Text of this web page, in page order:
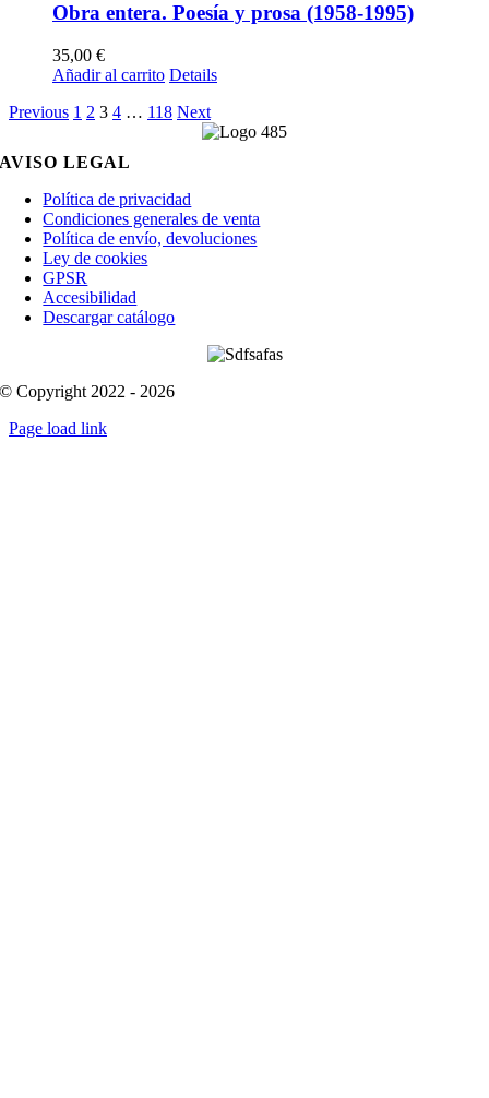
Obra entera. Poesía y prosa (1958-1995)
35,00 €
Añadir al carrito Details
Previous 1 2 3 4 … 118 Next
AVISO LEGAL
Política de privacidad
Condiciones generales de venta
Política de envío, devoluciones
Ley de cookies
GPSR
Accesibilidad
Descargar catálogo
© Copyright 2022 - 2026
Page load link